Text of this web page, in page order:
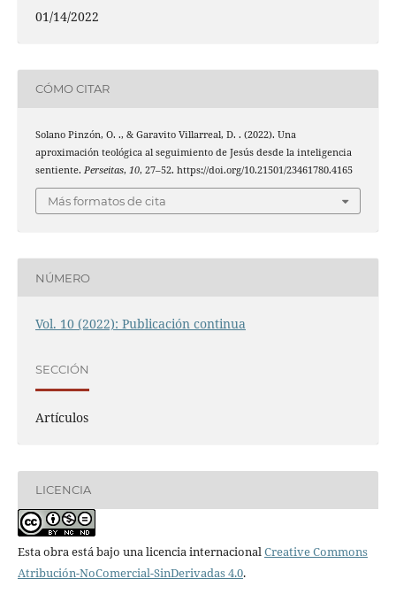
01/14/2022
CÓMO CITAR
Solano Pinzón, O. ., & Garavito Villarreal, D. . (2022). Una
aproximación teológica al seguimiento de Jesús desde la inteligencia
sentiente. Perseitas, 10, 27–52. https://doi.org/10.21501/23461780.4165
Más formatos de cita
NÚMERO
Vol. 10 (2022): Publicación continua
SECCIÓN
Artículos
LICENCIA
Esta obra está bajo una licencia internacional Creative Commons
Atribución-NoComercial-SinDerivadas 4.0.